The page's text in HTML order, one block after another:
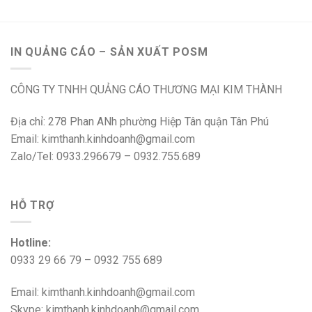
IN QUẢNG CÁO – SẢN XUẤT POSM
CÔNG TY TNHH QUẢNG CÁO THƯƠNG MẠI KIM THÀNH
Địa chỉ: 278 Phan ANh phường Hiệp Tân quận Tân Phú
Email: kimthanh.kinhdoanh@gmail.com
Zalo/Tel: 0933.296679 – 0932.755.689
HỖ TRỢ
Hotline:
0933 29 66 79 – 0932 755 689
Email: kimthanh.kinhdoanh@gmail.com